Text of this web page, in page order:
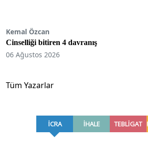
Kemal Özcan
Cinselliği bitiren 4 davranış
06 Ağustos 2026
Tüm Yazarlar